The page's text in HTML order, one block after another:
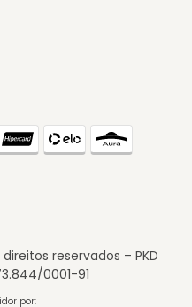
reservados – PKD
0001-91
por: